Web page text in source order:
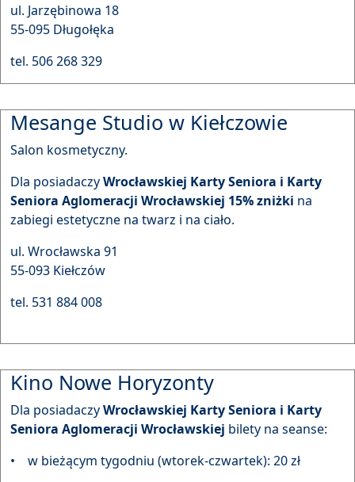
ul. Jarzębinowa 18
55-095 Długołęka
tel. 506 268 329
Mesange Studio w Kiełczowie
Salon kosmetyczny.
Dla posiadaczyWrocławskiej Karty Seniora i Karty
Seniora Aglomeracji Wrocławskiej 15% zniżki na
zabiegi estetyczne na twarz i na ciało.
ul. Wrocławska 91
55-093 Kiełczów
tel. 531 884 008
Kino Nowe Horyzonty
Dla posiadaczyWrocławskiej Karty Seniora i Karty
Seniora Aglomeracji Wrocławskiej bilety na seanse:
• w bieżącym tygodniu (wtorek-czwartek): 20 zł